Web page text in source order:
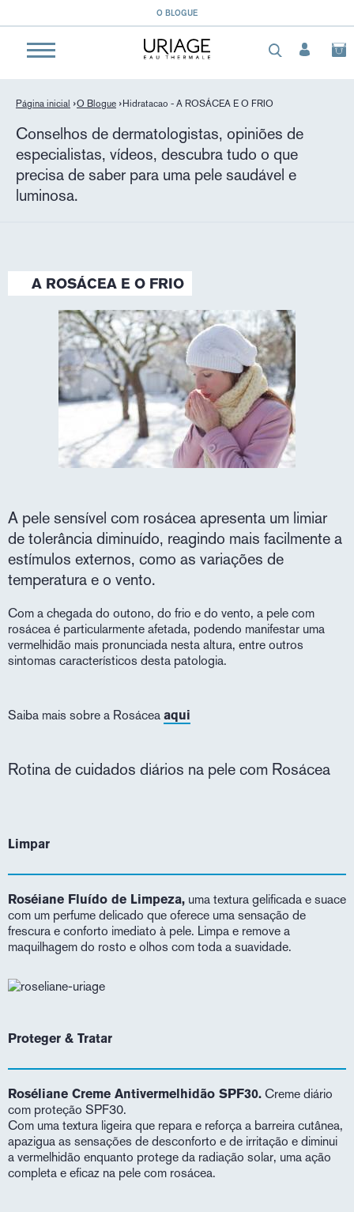
O BLOGUE
Página inicial O Blogue Hidratacao - A ROSÁCEA E O FRIO
Conselhos de dermatologistas, opiniões de
especialistas, vídeos, descubra tudo o que
precisa de saber para uma pele saudável e
luminosa.
A ROSÁCEA E O FRIO
A pele sensível com rosácea apresenta um limiar
de tolerância diminuído, reagindo mais facilmente a
estímulos externos, como as variações de
temperatura e o vento.
Com a chegada do outono, do frio e do vento, a pele com
rosácea é particularmente afetada, podendo manifestar uma
vermelhidão mais pronunciada nesta altura, entre outros
sintomas característicos desta patologia.
Saiba mais sobre a Rosácea aqui
Rotina de cuidados diários na pele com Rosácea
Limpar
Roséiane Fluído de Limpeza, uma textura gelificada e suace
com um perfume delicado que oferece uma sensação de
frescura e conforto imediato à pele. Limpa e remove a
maquilhagem do rosto e olhos com toda a suavidade.
Proteger & Tratar
Roséliane Creme Antivermelhidão SPF30. Creme diário
com proteção SPF30.
Com uma textura ligeira que repara e reforça a barreira cutânea,
apazigua as sensações de desconforto e de irritação e diminui
a vermelhidão enquanto protege da radiação solar, uma ação
completa e eficaz na pele com rosácea.